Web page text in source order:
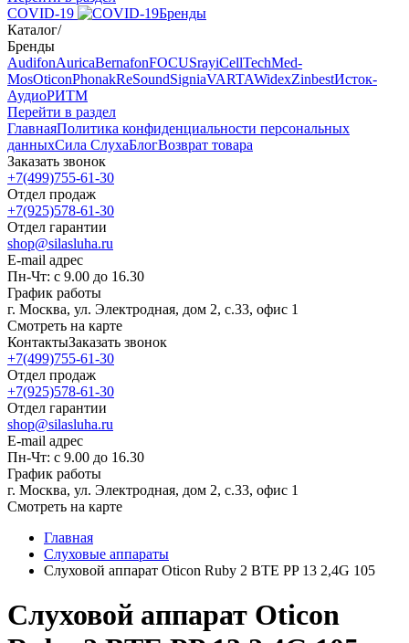
COVID-19
Бренды
Каталог/
Бренды
AudifonAuricaBernafonFOCUSrayiCellTechMed-
MosOticonPhonakReSoundSigniaVARTAWidexZinbestИсток-
АудиоРИТМ
Перейти в раздел
ГлавнаяПолитика конфиденциальности персональных
данныхСила СлухаБлогВозврат товара
Заказать звонок
+7(499)755-61-30
Отдел продаж
+7(925)578-61-30
Отдел гарантии
shop@silasluha.ru
E-mail адрес
Пн-Чт: с 9.00 до 16.30
График работы
г. Москва, ул. Электродная, дом 2, с.33, офис 1
Смотреть на карте
КонтактыЗаказать звонок
+7(499)755-61-30
Отдел продаж
+7(925)578-61-30
Отдел гарантии
shop@silasluha.ru
E-mail адрес
Пн-Чт: с 9.00 до 16.30
График работы
г. Москва, ул. Электродная, дом 2, с.33, офис 1
Смотреть на карте
Главная
Слуховые аппараты
Слуховой аппарат Oticon Ruby 2 BTE PP 13 2,4G 105
Слуховой аппарат Oticon